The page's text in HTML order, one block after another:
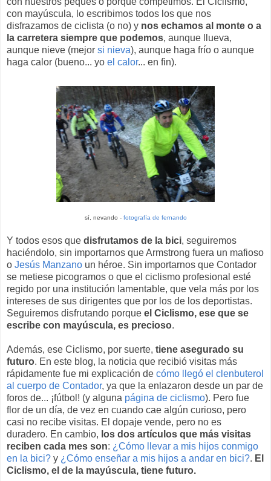
con mayúscula, lo escribimos todos los que nos
disfrazamos de ciclista (o no) y nos echamos al monte o a
la carretera siempre que podemos, aunque llueva,
aunque nieve (mejor si nieva), aunque haga frío o aunque
haga calor (bueno... yo el calor... en fin).
sí, nevando - fotografía de fernando
Y todos esos que disfrutamos de la bici, seguiremos
haciéndolo, sin importarnos que Armstrong fuera un mafioso
o Jesús Manzano un héroe. Sin importarnos que Contador
se metiese picogramos o que el ciclismo profesional esté
regido por una institución lamentable, que vela más por los
intereses de sus dirigentes que por los de los deportistas.
Seguiremos disfrutando porque el Ciclismo, ese que se
escribe con mayúscula, es precioso.
Además, ese Ciclismo, por suerte, tiene asegurado su
futuro. En este blog, la noticia que recibió visitas más
rápidamente fue mi explicación de cómo llegó el clenbuterol
al cuerpo de Contador, ya que la enlazaron desde un par de
foros de... ¡fútbol! (y alguna página de ciclismo). Pero fue
flor de un día, de vez en cuando cae algún curioso, pero
casi no recibe visitas. El dopaje vende, pero no es
duradero. En cambio, los dos artículos que más visitas
reciben cada mes son: ¿Cómo llevar a mis hijos conmigo
en la bici? y ¿Cómo enseñar a mis hijos a andar en bici?. El
Ciclismo, el de la mayúscula, tiene futuro.